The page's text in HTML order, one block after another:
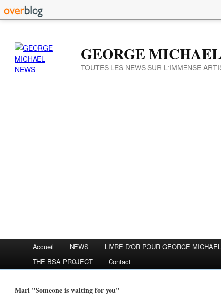
GEORGE
TOUTES LES NEWS SUR L'IMMENSE
Accueil NEWS
LIVRE D'OR POUR GEORGE MICHAEL
THE BSA PROJECT
Contact
Mari "Someone is waiting for you"